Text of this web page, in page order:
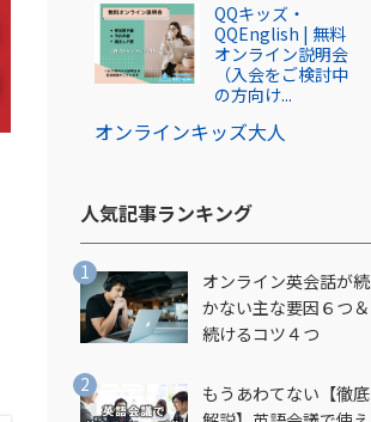
オンラインキッズ大人
QQキッズ・
QQEnglish | 無料
オンライン説明会
（入会をご検討中
の方向け...
人気記事ランキング​
オンライン英会話が続
かない主な要因６つ＆
続けるコツ４つ
もうあわてない【徹底